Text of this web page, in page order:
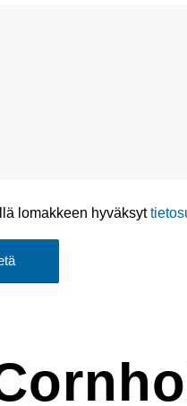
lomakkeen hyväksyt